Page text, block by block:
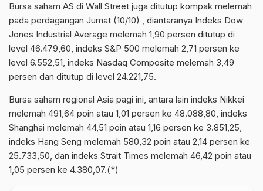
Bursa saham AS di Wall Street juga ditutup kompak melemah
pada perdagangan Jumat (10/10) , diantaranya Indeks Dow
Jones Industrial Average melemah 1,90 persen ditutup di
level 46.479,60, indeks S&P 500 melemah 2,71 persen ke
level 6.552,51, indeks Nasdaq Composite melemah 3,49
persen dan ditutup di level 24.221,75.
Bursa saham regional Asia pagi ini, antara lain indeks Nikkei
melemah 491,64 poin atau 1,01 persen ke 48.088,80, indeks
Shanghai melemah 44,51 poin atau 1,16 persen ke 3.851,25,
indeks Hang Seng melemah 580,32 poin atau 2,14 persen ke
25.733,50, dan indeks Strait Times melemah 46,42 poin atau
1,05 persen ke 4.380,07.(*)